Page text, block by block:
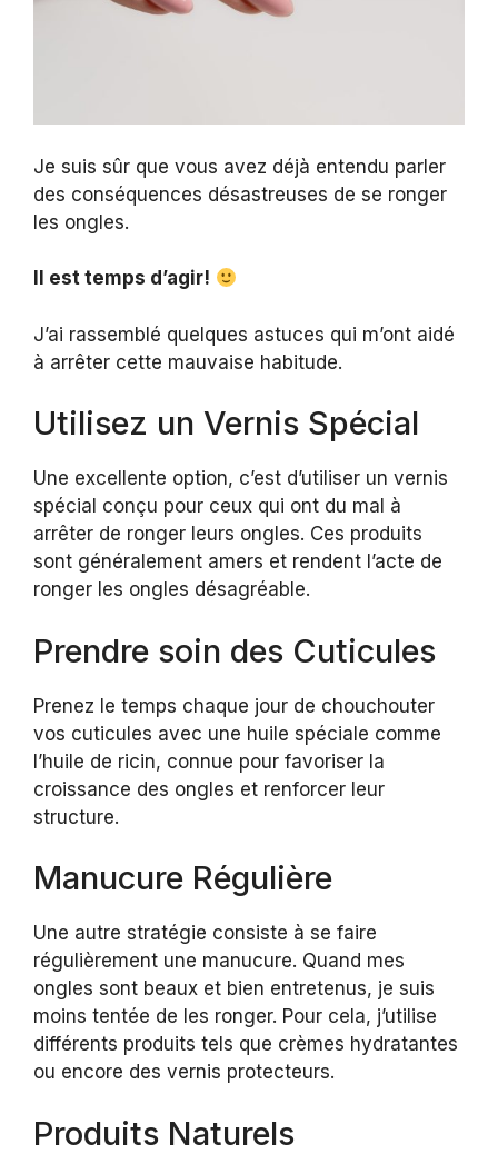
Je suis sûr que vous avez déjà entendu parler
des conséquences désastreuses de se ronger
les ongles.
Il est temps d’agir!
J’ai rassemblé quelques astuces qui m’ont aidé
à arrêter cette mauvaise habitude.
Utilisez un Vernis Spécial
Une excellente option, c’est d’utiliser un vernis
spécial conçu pour ceux qui ont du mal à
arrêter de ronger leurs ongles. Ces produits
sont généralement amers et rendent l’acte de
ronger les ongles désagréable.
Prendre soin des Cuticules
Prenez le temps chaque jour de chouchouter
vos cuticules avec une huile spéciale comme
l’huile de ricin, connue pour favoriser la
croissance des ongles et renforcer leur
structure.
Manucure Régulière
Une autre stratégie consiste à se faire
régulièrement une manucure. Quand mes
ongles sont beaux et bien entretenus, je suis
moins tentée de les ronger. Pour cela, j’utilise
différents produits tels que crèmes hydratantes
ou encore des vernis protecteurs.
Produits Naturels